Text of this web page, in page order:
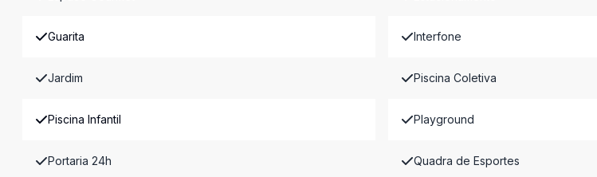
Guarita Interfone
Jardim Piscina Coletiva
Piscina Infantil Playground
Portaria 24h Quadra de Esportes